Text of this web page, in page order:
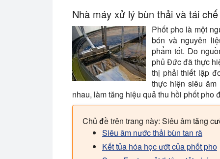
Nhà máy xử lý bùn thải và tái
Phốt pho là một
bón và nguyên
phẩm tốt. Do
phủ Đức đã thực
thị phải thiết lập
thực hiện siêu
nhau, làm tăng hiệu quả thu hồi phốt pho
Chủ đề trên trang này: Siêu âm tăng
Siêu âm nước thải bùn tan rã
Kết tủa hóa học ướt của phốt pho